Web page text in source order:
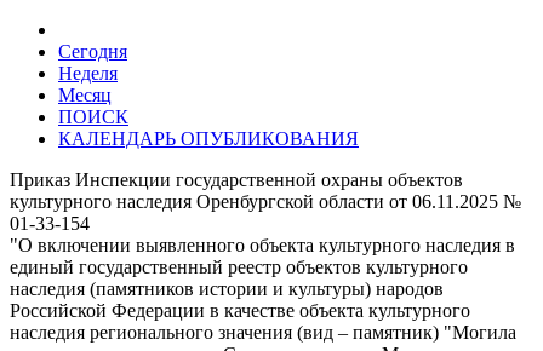
Сегодня
Неделя
Месяц
ПОИСК
КАЛЕНДАРЬ ОПУБЛИКОВАНИЯ
Приказ Инспекции государственной охраны объектов
культурного наследия Оренбургской области от 06.11.2025 №
01-33-154
"О включении выявленного объекта культурного наследия в
единый государственный реестр объектов культурного
наследия (памятников истории и культуры) народов
Российской Федерации в качестве объекта культурного
наследия регионального значения (вид – памятник) "Могила